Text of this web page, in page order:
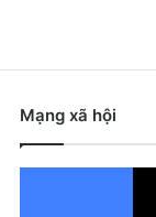
Mạng xã hội